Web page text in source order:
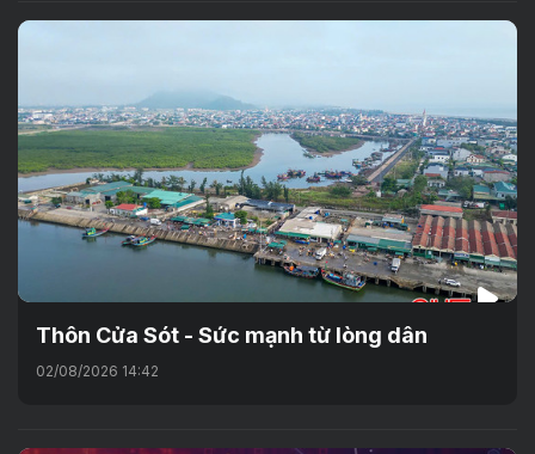
Thôn Cửa Sót - Sức mạnh từ lòng dân
02/08/2026 14:42